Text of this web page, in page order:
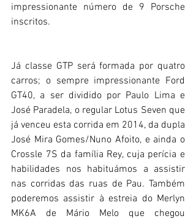
impressionante número de 9 Porsche
inscritos.
Já classe GTP será formada por quatro
carros; o sempre impressionante Ford
GT40, a ser dividido por Paulo Lima e
José Paradela, o regular Lotus Seven que
já venceu esta corrida em 2014, da dupla
José Mira Gomes/Nuno Afoito, e ainda o
Crossle 7S da família Rey, cuja perícia e
habilidades nos habituámos a assistir
nas corridas das ruas de Pau. Também
poderemos assistir à estreia do Merlyn
MK6A de Mário Melo que chegou